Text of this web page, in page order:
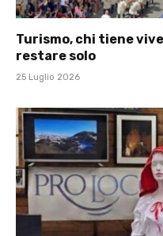
Turismo, chi tiene
restare solo
25 Luglio 2026